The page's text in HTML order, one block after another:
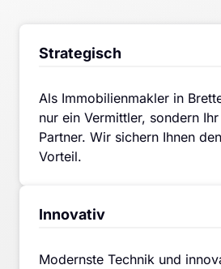
Strategisch
Als Immobilienmakler in
nur ein Vermittler, sondern
Partner. Wir sichern Ihnen
Vorteil.
Innovativ
Modernste Technik und